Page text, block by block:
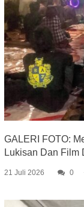
GALERI FOTO:
Lukisan Dan Film
21 Juli 2026 0